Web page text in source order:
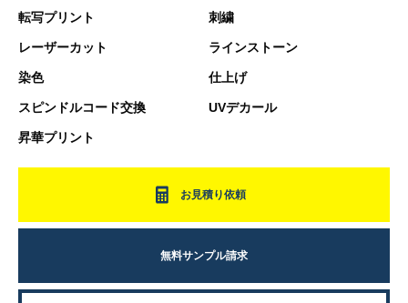
転写プリント 刺繍
レーザーカット ラインストーン
染色 仕上げ
スピンドルコード交換 UVデカール
昇華プリント
お見積り依頼
無料サンプル請求